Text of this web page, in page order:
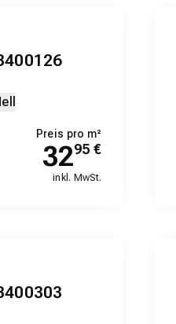
Preis pro m²
3295 €
inkl. MwSt.